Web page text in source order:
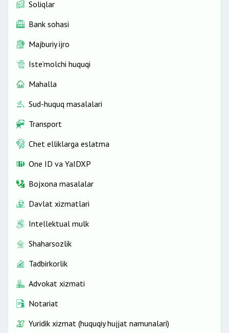
Soliqlar
Bank sohasi
Majburiy ijro
Iste’molchi huquqi
Mahalla
Sud-huquq masalalari
Transport
Chet elliklarga eslatma
One ID vа YaIDXP
Bojxona masalalar
Davlat xizmatlari
Intellektual mulk
Shaharsozlik
Tadbirkorlik
Advokat xizmati
Notariat
Yuridik xizmat (huquqiy hujjat namunalari)